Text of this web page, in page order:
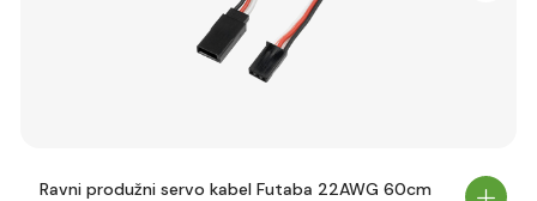
Ravni produžni servo kabel Futaba 22AWG 60cm